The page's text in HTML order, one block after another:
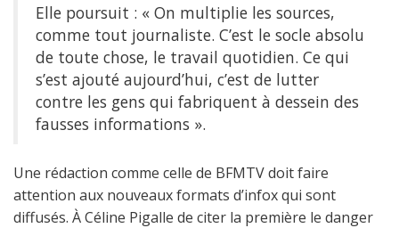
Elle poursuit : « On multiplie les sources,
comme tout journaliste. C’est le socle absolu
de toute chose, le travail quotidien. Ce qui
s’est ajouté aujourd’hui, c’est de lutter
contre les gens qui fabriquent à dessein des
fausses informations ».
Une rédaction comme celle de BFMTV doit faire
attention aux nouveaux formats d’infox qui sont
diffusés. À Céline Pigalle de citer la première le danger